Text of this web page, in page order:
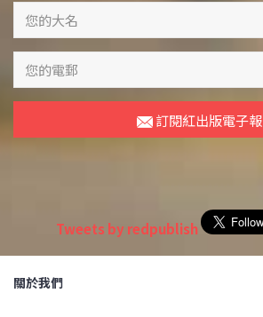
訂閱紅出版電子報
Tweets by redpublish
關於我們